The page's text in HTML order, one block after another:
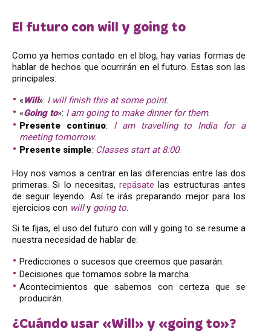
El futuro con will y going to
Como ya hemos contado en el blog, hay varias formas de
hablar de hechos que ocurrirán en el futuro. Estas son las
principales:
«Will»: I will finish this at some point.
«Going to»: I am going to make dinner for them.
Presente
continuo: I am travelling to India for a
meeting tomorrow.
Presente simple: Classes start at 8:00.
Hoy nos vamos a centrar en las diferencias entre las dos
primeras. Si lo necesitas,repásate las estructuras antes
de seguir leyendo. Así te irás preparando mejor para los
ejercicios con willy going to
Si te fijas, el uso del futuro con will y going to se resume a
nuestra necesidad de hablar de:
Predicciones o sucesos que creemos que pasarán.
Decisiones que tomamos sobre la marcha.
Acontecimientos que sabemos con certeza que se
producirán.
¿Cuándo usar «Will» y «going to»?